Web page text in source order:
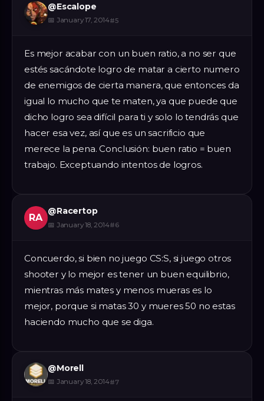
@Escalope
📅 January 17, 2014#5
Es mejor acabar con un buen ratio, a no ser que
estés sacándote logro de matar a cierto numero
de enemigos de cierta manera, que entonces da
igual lo mucho que te maten, ya que puede que
dicho logro sea difícil para ti y solo lo tendrás que
hacer esa vez, así que es un sacrificio que
merece la pena. Conclusión: buen ratio = buen
trabajo. Exceptuando intentos de logros.
RA
@Racertop
📅 January 18, 2014#6
Concuerdo, si bien no juego CS:S, si juego otros
shooter y lo mejor es tener un buen equilibrio,
mientras más mates y menos mueras es lo
mejor, porque si matas 30 y mueres 50 no estas
haciendo mucho que se diga.
@Morell
📅 January 18, 2014#7